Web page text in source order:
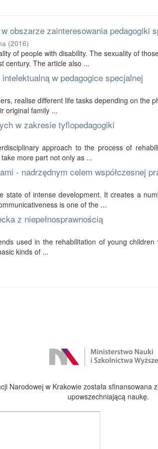
obszarze zainteresowania pedagogiki
(2016)
of people with disability. The sexuality of
century. The article also ...
w pedagogice specjalnej
realise different life tasks depending on the
original family ...
w zakresie tyflopedagogiki
approach to the process of
more part not only as ...
- nadrzędnym celem współczesnej
state of intense development. It creates a
is one of the ...
z niepełnosprawnością
used in the rehabilitation of young
kinds of ...
Narodowej w Krakowie została
upowszechniającą naukę.